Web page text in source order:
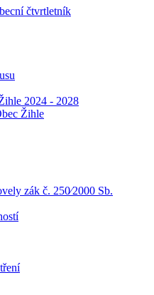
čtvrtletník
2024 - 2028
Žihle
zák č. 250⁄2000 Sb.